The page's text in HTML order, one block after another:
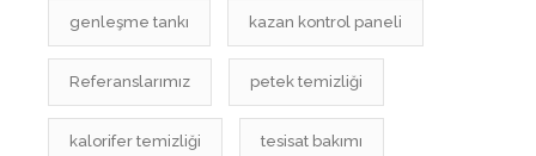
genleşme tankı kazan kontrol paneli
Referanslarımız petek temizliği
kalorifer temizliği tesisat bakımı